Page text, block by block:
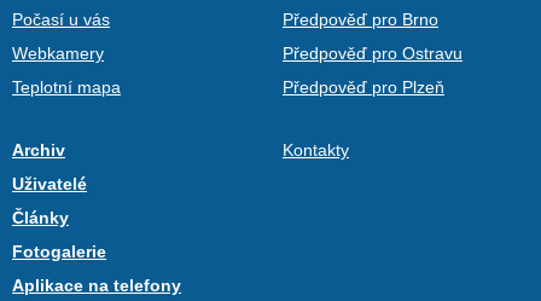
Počasí u vás
Webkamery
Teplotní mapa
Předpověď pro Brno
Předpověď pro Ostravu
Předpověď pro Plzeň
Archiv
Uživatelé
Články
Fotogalerie
Aplikace na telefony
Kontakty